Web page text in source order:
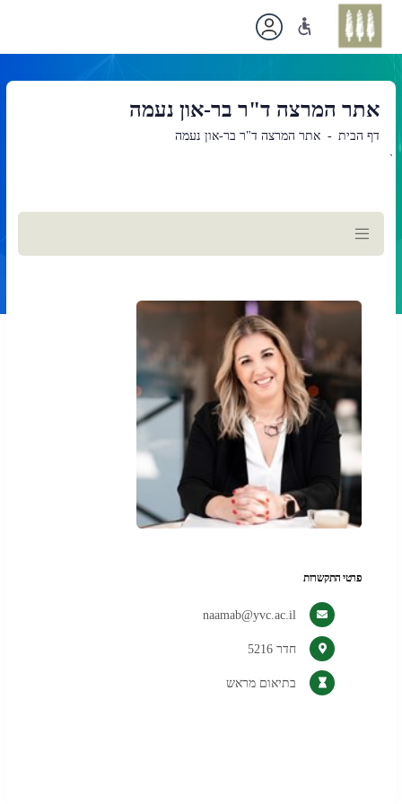
אתר המרצה ד"ר בר-און נעמה
דף הבית אתר המרצה ד"ר בר-און נעמה
`
תוכן
ראשי
פרטי התקשרות
naamab@yvc.ac.il
חדר 5216
בתיאום מראש